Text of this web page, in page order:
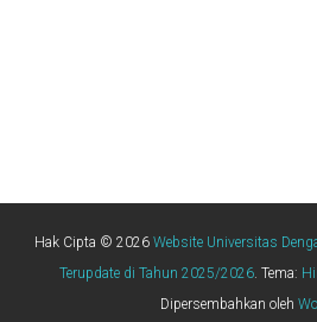
Hak Cipta © 2026 Website Universitas
Terupdate di Tahun 2025/2026. Tema:
Dipersembahkan oleh